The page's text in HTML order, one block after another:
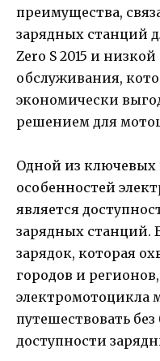
преимущества,
зарядных станций
Zero S 2015 и
обслуживания,
экономически
решением для
Одной из ключевых
особенностей
является
зарядных станций.
зарядок, которая
городов и
электромотоцикла
путешествовать
доступности